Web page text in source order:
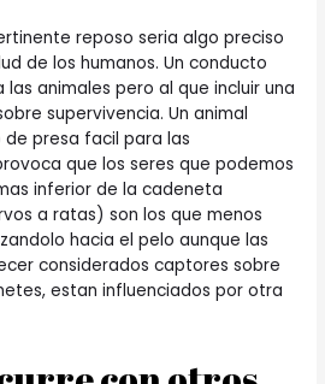
reposo seri­a algo preciso
de los humanos. Un conducto
animales pero al que incluir una
supervivencia. Un animal
presa facil para las
que los seres que podemos
inferior de la cadeneta
a ratas) son los que menos
hacia el pelo aunque las
considerados captores sobre
estan influenciados por otra